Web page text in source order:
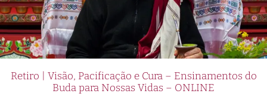
Retiro | Visão, Pacificação e Cura – Ensinamentos do
Buda para Nossas Vidas – ONLINE